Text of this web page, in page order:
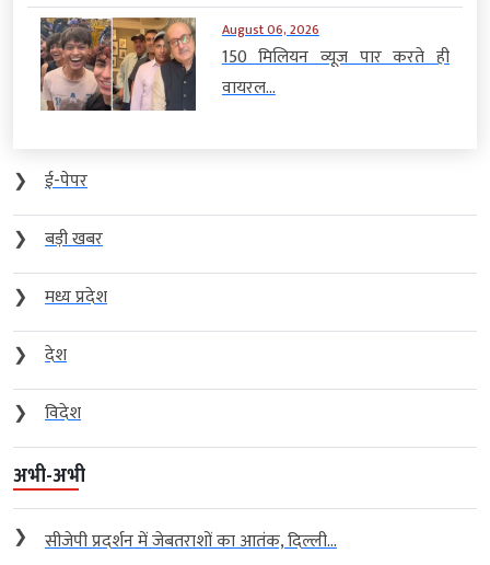
August 06, 2026
150 मिलियन व्यूज पार करते ही
वायरल...
❯
ई-पेपर
❯
बड़ी खबर
❯
मध्य प्रदेश
❯
देश
❯
विदेश
अभी-अभी
❯ सीजेपी प्रदर्शन में जेबतराशों का आतंक, दिल्ली...